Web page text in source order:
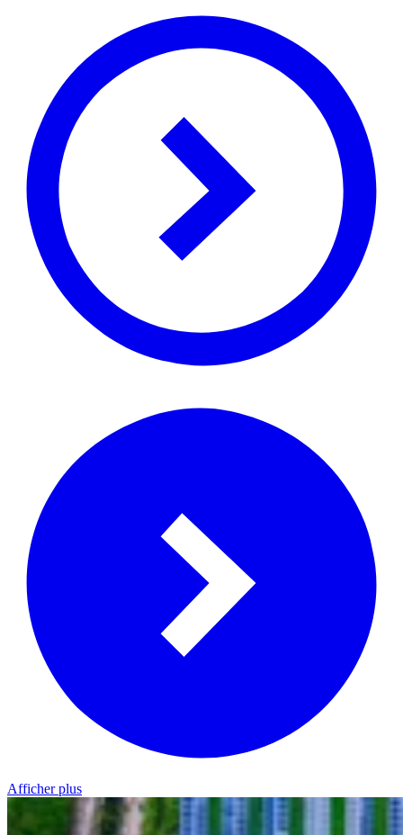
Afficher plus